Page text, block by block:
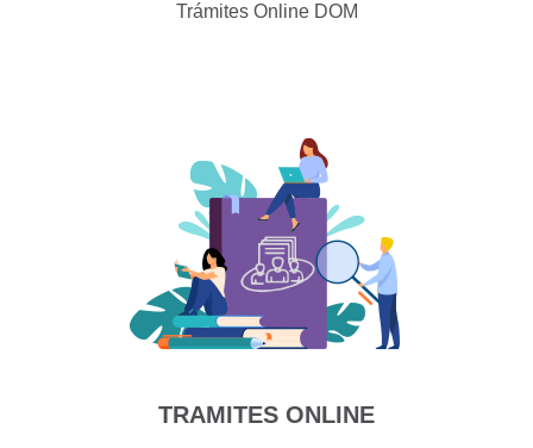
Trámites Online DOM
TRAMITES ONLINE